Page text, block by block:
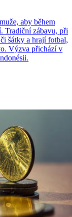
aby během
Tradiční zábavu, při
šátky a hrají fotbal,
Výzva přichází v